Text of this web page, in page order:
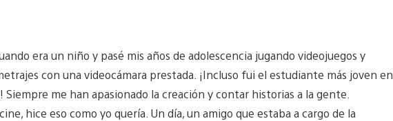
era un niño y pasé mis años de adolescencia jugando videojuegos y
con una videocámara prestada. ¡Incluso fui el estudiante más joven en
me han apasionado la creación y contar historias a la gente.
hice eso como yo quería. Un día, un amigo que estaba a cargo de la